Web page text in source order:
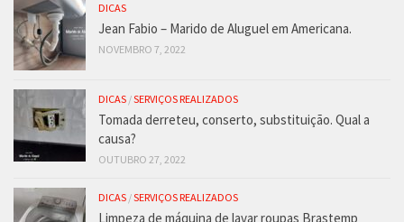
DICAS
Jean Fabio – Marido de Aluguel em Americana.
NOVEMBRO 7, 2022
DICAS /SERVIÇOS REALIZADOS
Tomada derreteu, conserto, substituição. Qual a
causa?
OUTUBRO 27, 2022
DICAS /SERVIÇOS REALIZADOS
Limpeza de máquina de lavar roupas Brastemp